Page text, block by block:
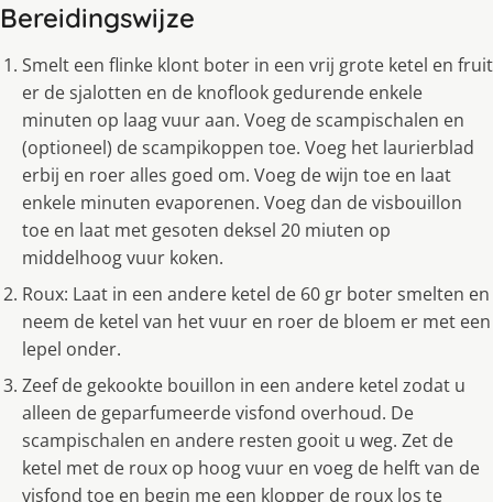
Bereidingswijze
Smelt een flinke klont boter in een vrij grote ketel en fruit
er de sjalotten en de knoflook gedurende enkele
minuten op laag vuur aan. Voeg de scampischalen en
(optioneel) de scampikoppen toe. Voeg het laurierblad
erbij en roer alles goed om. Voeg de wijn toe en laat
enkele minuten evaporenen. Voeg dan de visbouillon
toe en laat met gesoten deksel 20 miuten op
middelhoog vuur koken.
Roux: Laat in een andere ketel de 60 gr boter smelten en
neem de ketel van het vuur en roer de bloem er met een
lepel onder.
Zeef de gekookte bouillon in een andere ketel zodat u
alleen de geparfumeerde visfond overhoud. De
scampischalen en andere resten gooit u weg. Zet de
ketel met de roux op hoog vuur en voeg de helft van de
visfond toe en begin me een klopper de roux los te